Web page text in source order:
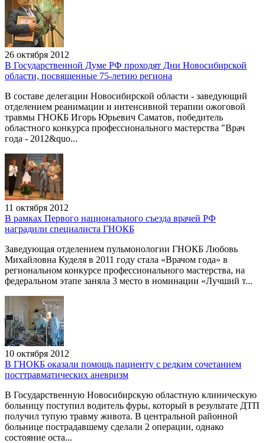
26 октября 2012
В Государственной Думе РФ проходят Дни Новосибирской
области, посвященные 75-летию региона
В составе делегации Новосибирской области - заведующий
отделением реанимации и интенсивной терапии ожоговой
травмы ГНОКБ Игорь Юрьевич Саматов, победитель
областного конкурса профессионального мастерства "Врач
года - 2012&quo...
11 октября 2012
В рамках Первого национального съезда врачей РФ
наградили специалиста ГНОКБ
Заведующая отделением пульмонологии ГНОКБ Любовь
Михайловна Куделя в 2011 году стала «Врачом года» в
региональном конкурсе профессионального мастерства, на
федеральном этапе заняла 3 место в номинации «Лучший т...
10 октября 2012
В ГНОКБ оказали помощь пациенту с редким сочетанием
посттравматических аневризм
В Государственную Новосибирскую областную клиническую
больницу поступил водитель фуры, который в результате ДТП
получил тупую травму живота. В центральной районной
больнице пострадавшему сделали 2 операции, однако
состояние оста...